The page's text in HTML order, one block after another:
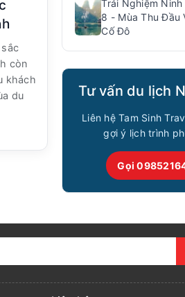
còn
khách
du
Trải Nghiệm Ninh
8 - Mùa Thu Đầu
Cố Đô
Tư vấn du lịch
Liên hệ Tam Sinh
gợi ý lịch trình
Gọi